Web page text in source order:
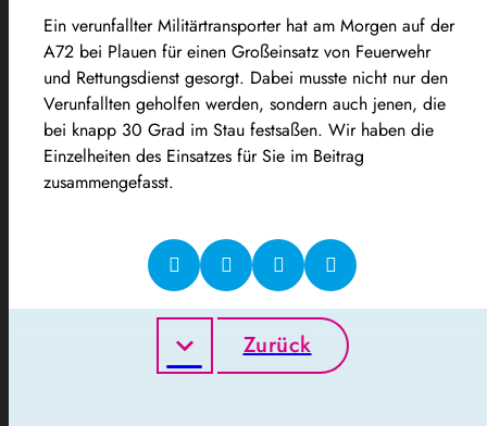
Ein verunfallter Militärtransporter hat am Morgen auf der
A72 bei Plauen für einen Großeinsatz von Feuerwehr
und Rettungsdienst gesorgt. Dabei musste nicht nur den
Verunfallten geholfen werden, sondern auch jenen, die
bei knapp 30 Grad im Stau festsaßen. Wir haben die
Einzelheiten des Einsatzes für Sie im Beitrag
zusammengefasst.
Zurück